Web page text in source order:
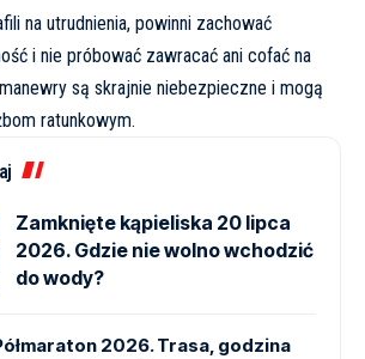
na utrudnienia, powinni zachować
i nie próbować zawracać ani cofać na
są skrajnie niebezpieczne i mogą
ratunkowym.
Zamknięte kąpieliska 20 lipca
2026. Gdzie nie wolno wchodzić
do wody?
2026. Trasa, godzina